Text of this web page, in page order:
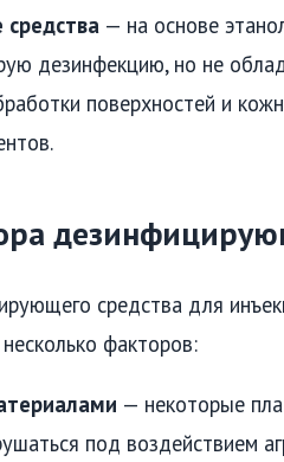
— на основе
дезинфекцию, но не
поверхностей и
средства для
факторов:
— некоторые
под воздействием